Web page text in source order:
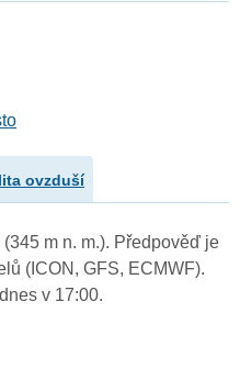
ovzduší
m n. m.). Předpověď je
(ICON, GFS, ECMWF).
v 17:00.